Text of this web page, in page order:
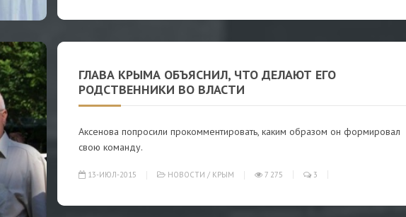
ГЛАВА КРЫМА ОБЪЯСНИЛ, ЧТО ДЕЛАЮТ ЕГО
РОДСТВЕННИКИ ВО ВЛАСТИ
Аксенова попросили прокомментировать, каким образом он формировал
свою команду.
13-ИЮЛ-2015 НОВОСТИ / КРЫМ 7 275 3